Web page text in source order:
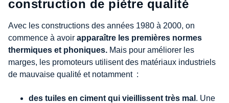
construction de piètre qualité
Avec les constructions des années 1980 à 2000, on
commence à avoir apparaître les premières normes
thermiques et phoniques. Mais pour améliorer les
marges, les promoteurs utilisent des matériaux industriels
de mauvaise qualité et notamment :
des tuiles en ciment qui vieillissent très mal . Une